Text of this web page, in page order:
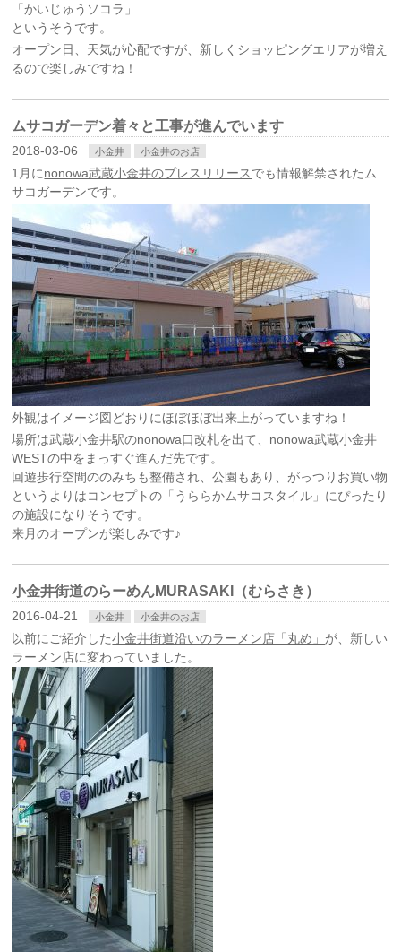
「かいじゅうソコラ」
というそうです。
オープン日、天気が心配ですが、新しくショッピングエリアが増え
るので楽しみですね！
ムサコガーデン着々と工事が進んでいます
2018-03-06 小金井 小金井のお店
1月にnonowa武蔵小金井のプレスリリースでも情報解禁されたム
サコガーデンです。
外観はイメージ図どおりにほぼほぼ出来上がっていますね！
場所は武蔵小金井駅のnonowa口改札を出て、nonowa武蔵小金井
WESTの中をまっすぐ進んだ先です。
回遊歩行空間ののみちも整備され、公園もあり、がっつりお買い物
というよりはコンセプトの「うららかムサコスタイル」にぴったり
の施設になりそうです。
来月のオープンが楽しみです♪
小金井街道のらーめんMURASAKI（むらさき）
2016-04-21 小金井 小金井のお店
以前にご紹介した小金井街道沿いのラーメン店「丸め」 が、新しい
ラーメン店に変わっていました。